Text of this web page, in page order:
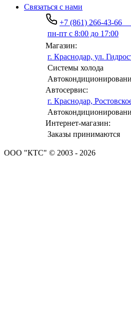
Связаться с нами
+7 (861) 266-43-66
пн-пт с 8:00 до 17:00
Магазин:
г. Краснодар, ул.
Системы холода
Автосервис:
г. Краснодар,
Интернет-магазин:
Заказы принимаются
ООО "КТС" © 2003 - 2026